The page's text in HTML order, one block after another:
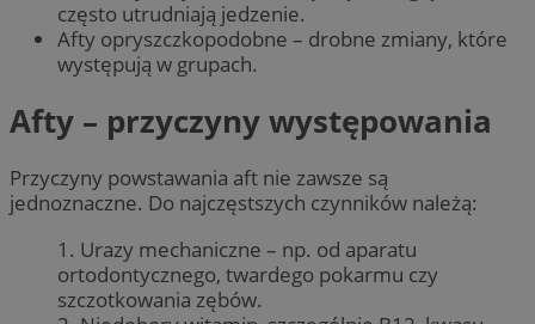
często utrudniają jedzenie.
Afty opryszczkopodobne – drobne zmiany, które
występują w grupach.
Afty – przyczyny występowania
Przyczyny powstawania aft nie zawsze są
jednoznaczne. Do najczęstszych czynników należą:
1. Urazy mechaniczne – np. od aparatu
ortodontycznego, twardego pokarmu czy
szczotkowania zębów.